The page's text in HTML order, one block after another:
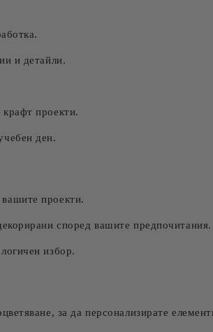
и детайли.
проекти.
ден.
проекти.
според вашите предпочитания.
избор.
за да персонализирате